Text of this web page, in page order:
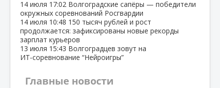
14 июля 17:02 Волгоградские сапёры — победители
окружных соревнований Росгвардии
14 июля 10:48 150 тысяч рублей и рост
продолжается: зафиксированы новые рекорды
зарплат курьеров
13 июля 15:43 Волгоградцев зовут на
ИТ‑соревнование “Нейроигры”
Главные новости